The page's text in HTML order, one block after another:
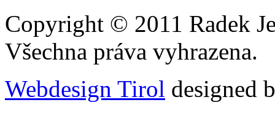
Copyright © 2011 Radek
Všechna práva vyhrazena.
Webdesign Tirol designed